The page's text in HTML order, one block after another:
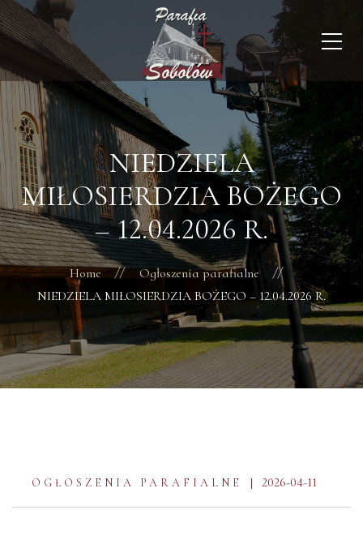
NIEDZIELA
MIŁOSIERDZIA BOŻEGO
– 12.04.2026 R.
Home
Ogłoszenia parafialne
NIEDZIELA MIŁOSIERDZIA BOŻEGO – 12.04.2026 R.
OGŁOSZENIA PARAFIALNE 2026-04-11